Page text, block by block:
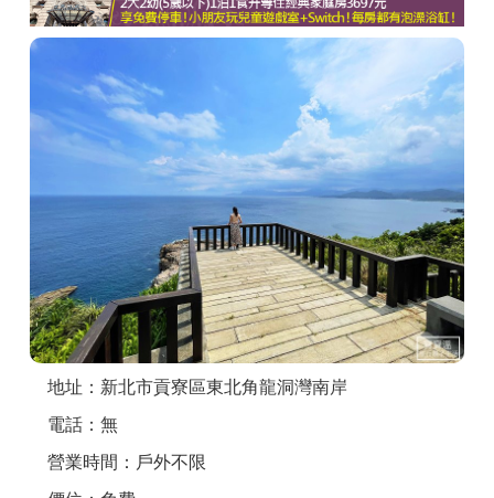
推薦景點
討論區
APP下載
地址：新北市貢寮區東北角龍洞灣南岸
電話：無
營業時間：戶外不限